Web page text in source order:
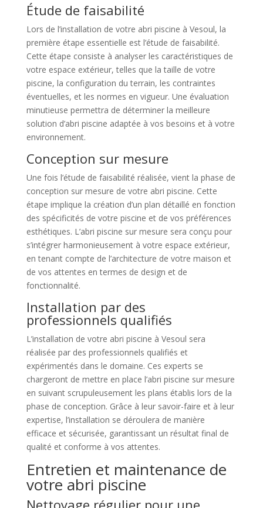
Étude de faisabilité
Lors de l’installation de votre abri piscine à Vesoul, la
première étape essentielle est l’étude de faisabilité.
Cette étape consiste à analyser les caractéristiques de
votre espace extérieur, telles que la taille de votre
piscine, la configuration du terrain, les contraintes
éventuelles, et les normes en vigueur. Une évaluation
minutieuse permettra de déterminer la meilleure
solution d’abri piscine adaptée à vos besoins et à votre
environnement.
Conception sur mesure
Une fois l’étude de faisabilité réalisée, vient la phase de
conception sur mesure de votre abri piscine. Cette
étape implique la création d’un plan détaillé en fonction
des spécificités de votre piscine et de vos préférences
esthétiques. L’abri piscine sur mesure sera conçu pour
s’intégrer harmonieusement à votre espace extérieur,
en tenant compte de l’architecture de votre maison et
de vos attentes en termes de design et de
fonctionnalité.
Installation par des
professionnels qualifiés
L’installation de votre abri piscine à Vesoul sera
réalisée par des professionnels qualifiés et
expérimentés dans le domaine. Ces experts se
chargeront de mettre en place l’abri piscine sur mesure
en suivant scrupuleusement les plans établis lors de la
phase de conception. Grâce à leur savoir-faire et à leur
expertise, l’installation se déroulera de manière
efficace et sécurisée, garantissant un résultat final de
qualité et conforme à vos attentes.
Entretien et maintenance de
votre abri piscine
Nettoyage régulier pour une